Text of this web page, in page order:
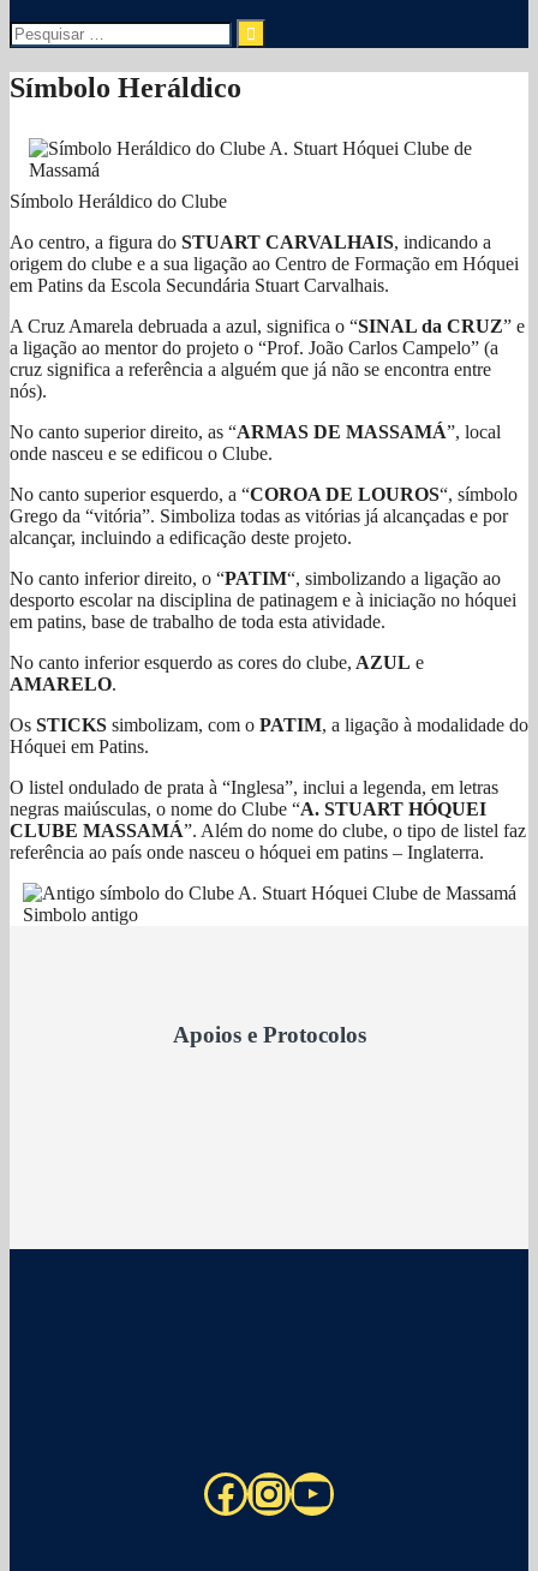
Pesquisar
por:
Símbolo Heráldico
Símbolo Heráldico do Clube
Ao centro, a figura do STUART CARVALHAIS, indicando a
origem do clube e a sua ligação ao Centro de Formação em Hóquei
em Patins da Escola Secundária Stuart Carvalhais.
A Cruz Amarela debruada a azul, significa o “SINAL da CRUZ” e
a ligação ao mentor do projeto o “Prof. João Carlos Campelo” (a
cruz significa a referência a alguém que já não se encontra entre
nós).
No canto superior direito, as “ARMAS DE MASSAMÁ”, local
onde nasceu e se edificou o Clube.
No canto superior esquerdo, a “COROA DE LOUROS“, símbolo
Grego da “vitória”. Simboliza todas as vitórias já alcançadas e por
alcançar, incluindo a edificação deste projeto.
No canto inferior direito, o “PATIM“, simbolizando a ligação ao
desporto escolar na disciplina de patinagem e à iniciação no hóquei
em patins, base de trabalho de toda esta atividade.
No canto inferior esquerdo as cores do clube, AZUL e
AMARELO.
Os STICKS simbolizam, com o PATIM, a ligação à modalidade do
Hóquei em Patins.
O listel ondulado de prata à “Inglesa”, inclui a legenda, em letras
negras maiúsculas, o nome do Clube “A. STUART HÓQUEI
CLUBE MASSAMÁ”. Além do nome do clube, o tipo de listel faz
referência ao país onde nasceu o hóquei em patins – Inglaterra.
Simbolo antigo
Apoios e Protocolos
Facebook
Instagram
YouTube